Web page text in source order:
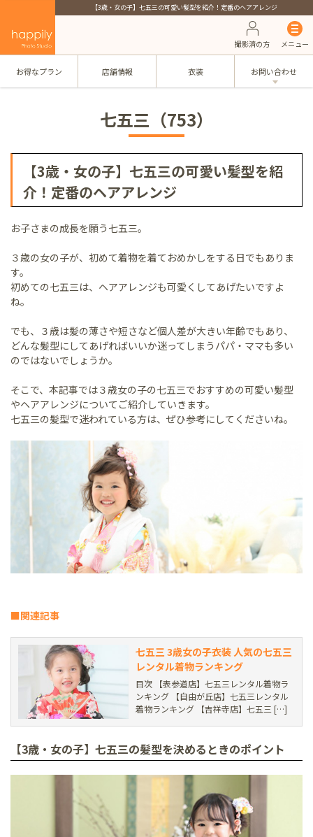
【3歳・女の子】七五三の可愛い髪型を紹介！定番のヘアアレンジ
撮影済の方 メニュー
お得なプラン 店舗情報 衣装 お問い合わせ
七五三（753）
【3歳・女の子】七五三の可愛い髪型を紹
介！定番のヘアアレンジ
お子さまの成長を願う七五三。
３歳の女の子が、初めて着物を着ておめかしをする日でもありま
す。
初めての七五三は、ヘアアレンジも可愛くしてあげたいですよ
ね。
でも、３歳は髪の薄さや短さなど個人差が大きい年齢でもあり、
どんな髪型にしてあげればいいか迷ってしまうパパ・ママも多い
のではないでしょうか。
そこで、本記事では３歳女の子の七五三でおすすめの可愛い髪型
やヘアアレンジについてご紹介していきます。
七五三の髪型で迷われている方は、ぜひ参考にしてくださいね。
■関連記事
七五三 3歳女の子衣装 人気の七五三
レンタル着物ランキング
目次 【表参道店】七五三レンタル着物ラ
ンキング 【自由が丘店】七五三レンタル
着物ランキング 【吉祥寺店】七五三 […]
【3歳・女の子】七五三の髪型を決めるときのポイント